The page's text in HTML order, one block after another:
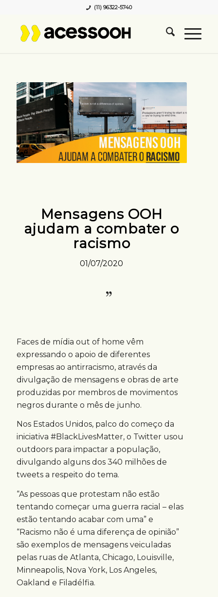
(11) 96322-5740
Mensagens OOH
ajudam a combater o
racismo
01/07/2020
Faces de mídia out of home vêm
expressando o apoio de diferentes
empresas ao antirracismo, através da
divulgação de mensagens e obras de arte
produzidas por membros de movimentos
negros durante o mês de junho.
Nos Estados Unidos, palco do começo da
iniciativa #BlackLivesMatter, o Twitter usou
outdoors para impactar a população,
divulgando alguns dos 340 milhões de
tweets a respeito do tema.
“As pessoas que protestam não estão
tentando começar uma guerra racial – elas
estão tentando acabar com uma” e
“Racismo não é uma diferença de opinião”
são exemplos de mensagens veiculadas
pelas ruas de Atlanta, Chicago, Louisville,
Minneapolis, Nova York, Los Angeles,
Oakland e Filadélfia.